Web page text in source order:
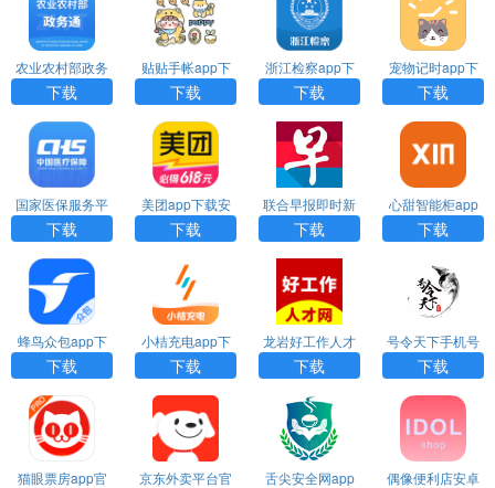
农业农村部政务
通app官方下载
下载
贴贴手帐app下
载安装
下载
浙江检察app下
载
下载
宠物记时app下
载
下载
国家医保服务平
台官网下载
下载
美团app下载安
装官方免费
下载
联合早报即时新
闻手机版下载
下载
心甜智能柜app
下载
下载
蜂鸟众包app下
载骑手
下载
小桔充电app下
载
下载
龙岩好工作人才
网app下载
下载
号令天下手机号
码测吉凶app下
载安装
下载
猫眼票房app官
京东外卖平台官
舌尖安全网app
偶像便利店安卓